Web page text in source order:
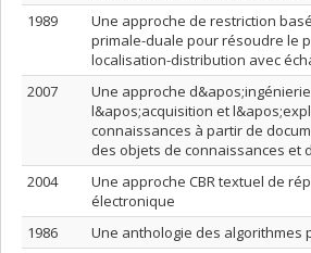
1989
Une approche de restriction
primale-duale pour résoudre le
localisation-distribution avec
2007
Une approche
l&apos;acquisition et
connaissances à partir de
des objets de connaissances et
2004
Une approche CBR textuel de
électronique
1986
Une anthologie des algorithmes